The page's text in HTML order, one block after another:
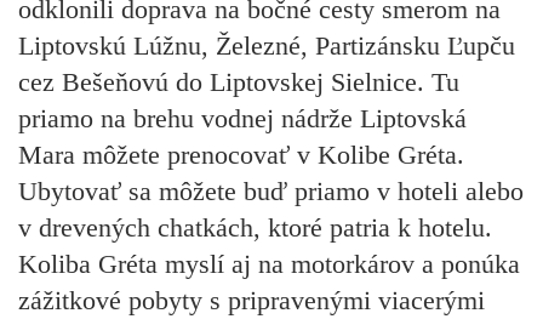
odklonili doprava na bočné cesty smerom na
Liptovskú Lúžnu, Železné, Partizánsku Ľupču
cez Bešeňovú do Liptovskej Sielnice. Tu
priamo na brehu vodnej nádrže Liptovská
Mara môžete prenocovať v Kolibe Gréta.
Ubytovať sa môžete buď priamo v hoteli alebo
v drevených chatkách, ktoré patria k hotelu.
Koliba Gréta myslí aj na motorkárov a ponúka
zážitkové pobyty s pripravenými viacerými